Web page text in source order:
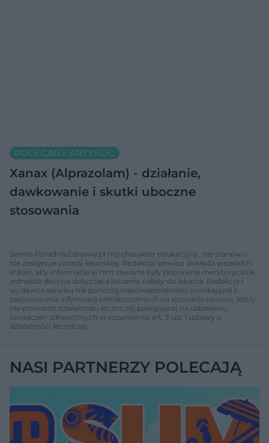
POLECANY ARTYKUŁ:
Xanax (Alprazolam) - działanie,
dawkowanie i skutki uboczne
stosowania
Serwis PoradnikZdrowie.pl ma charakter edukacyjny, nie stanowi i
nie zastępuje porady lekarskiej. Redakcja serwisu dokłada wszelkich
starań, aby informacje w nim zawarte były poprawne merytorycznie,
jednakże decyzja dotycząca leczenia należy do lekarza. Redakcja i
wydawca serwisu nie ponoszą odpowiedzialności wynikającej z
zastosowania informacji zamieszczonych na stronach serwisu, który
nie prowadzi działalności leczniczej polegającej na udzielaniu
świadczeń zdrowotnych w rozumieniu art. 3 ust 1 ustawy o
działalności leczniczej.
NASI PARTNERZY POLECAJĄ